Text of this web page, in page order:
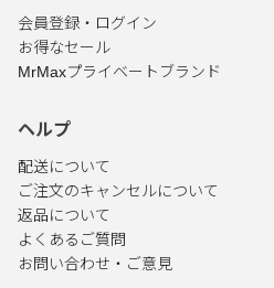
会員登録・ログイン
お得なセール
MrMaxプライベートブランド
ヘルプ
配送について
ご注文のキャンセルについて
返品について
よくあるご質問
お問い合わせ・ご意見